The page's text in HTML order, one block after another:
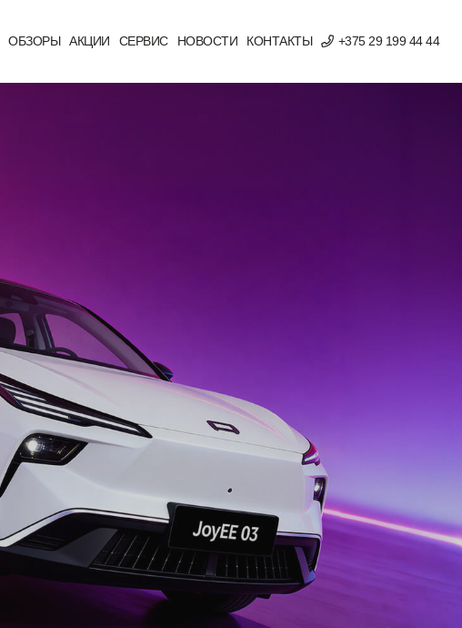
ОБЗОРЫ АКЦИИ СЕРВИС НОВОСТИ КОНТАКТЫ +375 29 199 44 44